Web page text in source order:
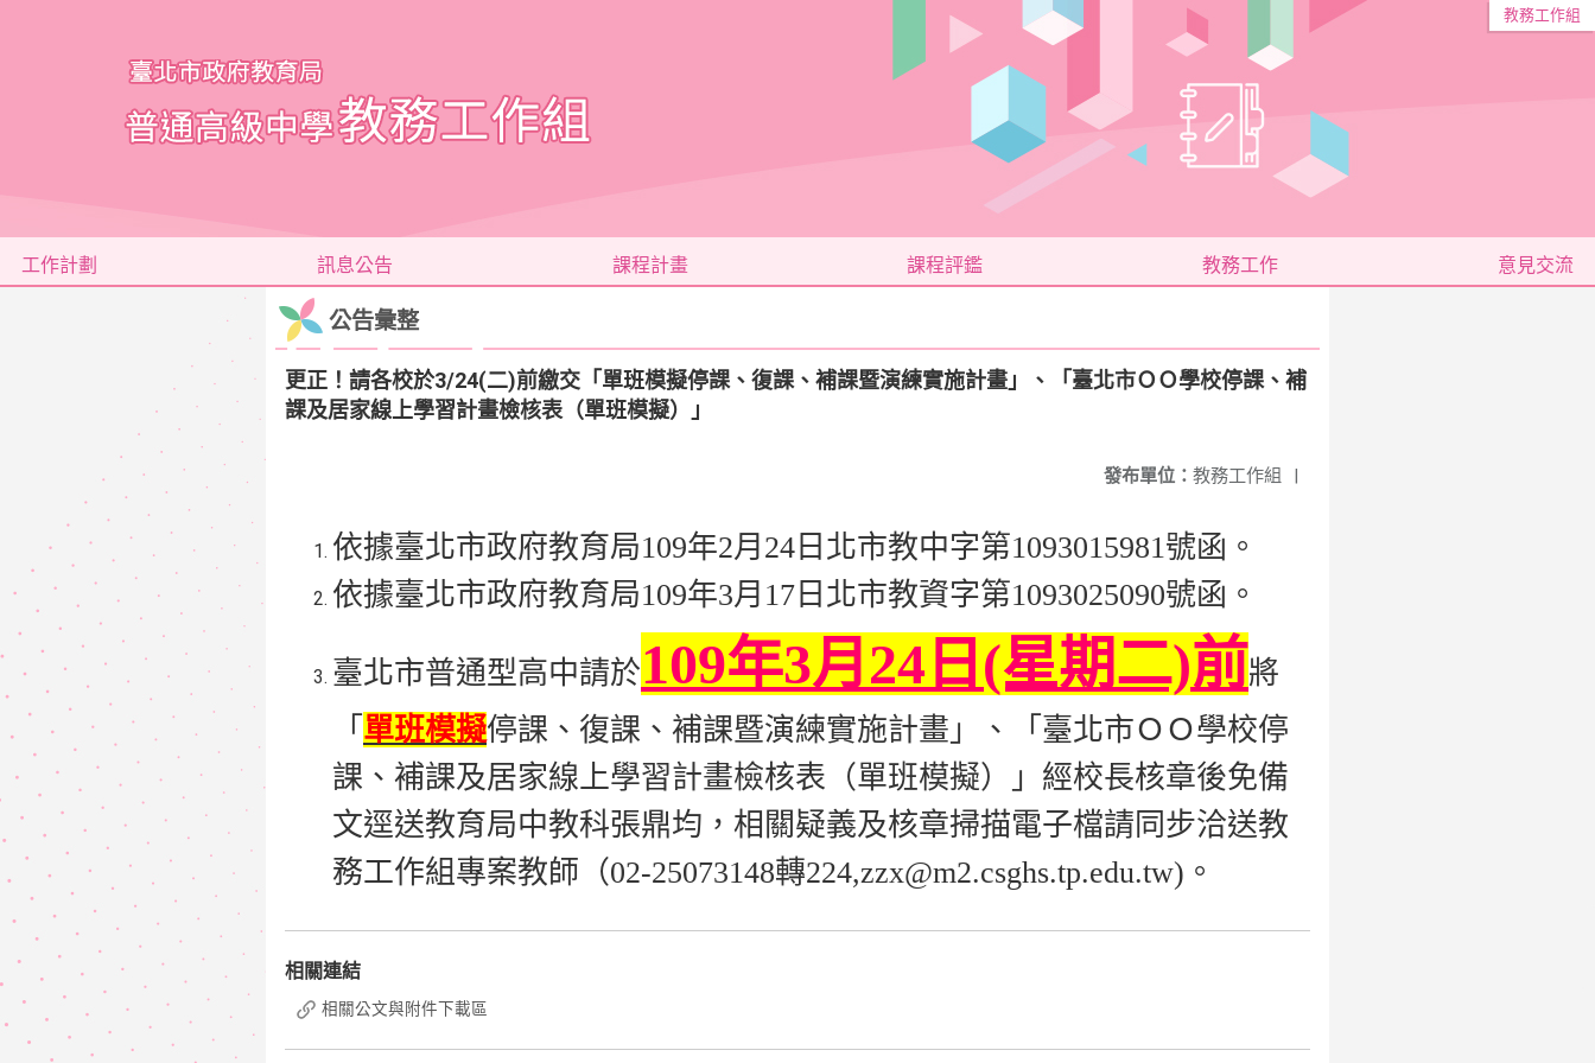
教務工作組
工作計劃 訊息公告 課程計畫 課程評鑑 教務工作 意見交流
公告彙整
更正！請各校於3/24(二)前繳交「單班模擬停課、復課、補課暨演練實施計畫」、「臺北市ＯＯ學校停課、補
課及居家線上學習計畫檢核表（單班模擬）」
發布單位： 教務工作組 |
依據臺北市政府教育局109年2月24日北市教中字第1093015981號函。
依據臺北市政府教育局109年3月17日北市教資字第1093025090號函。
臺北市普通型高中請於109年3月24日(星期二)前將
「 單班模擬停課、復課、補課暨演練實施計畫」、「臺北市ＯＯ學校停
課、補課及居家線上學習計畫檢核表（單班模擬）」經校長核章後免備
文逕送教育局中教科張鼎均，相關疑義及核章掃描電子檔請同步洽送教
務工作組專案教師（02-25073148轉224,zzx@m2.csghs.tp.edu.tw)。
相關連結
相關公文與附件下載區